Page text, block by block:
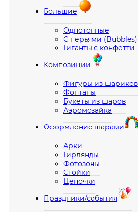
Большие
Однотонные
С перьями (Bubbles)
Гиганты с конфетти
Композиции
Фигуры из шариков
Фонтаны
Букеты из шаров
Аэромозайка
Оформление шарами
Арки
Гирлянды
Фотозоны
Стойки
Цепочки
Праздники/события